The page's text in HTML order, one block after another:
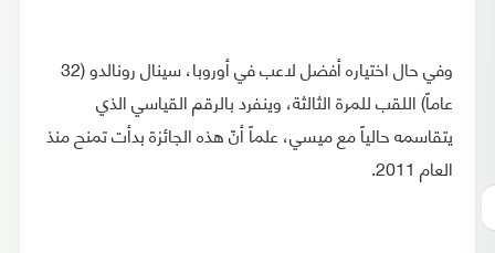
وفي حال اختياره أفضل لاعب في أوروبا، سينال رونالدو (32
عاماً) اللقب للمرة الثالثة، وينفرد بالرقم القياسي الذي
يتقاسمه حالياً مع ميسي، علماً أنّ هذه الجائزة بدأت تمنح منذ
العام 2011.